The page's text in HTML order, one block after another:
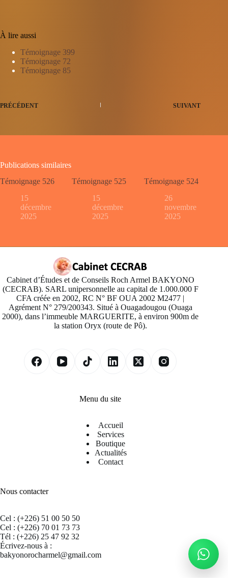
À lire aussi
Témoignage 399
Témoignage 72
Témoignage 85
PRÉCÉDENT SUIVANT
Publications similaires
Témoignage 526
15
décembre
2025
Témoignage 525
15
décembre
2025
Témoignage 524
26
novembre
2025
Cabinet d’Études et de Conseils Roch Armel BAKYONO
(CECRAB). SARL unipersonnelle au capital de 1.000.000 F
CFA créée en 2002, RC N° BF OUA 2002 M2477 |
Agrément N° 279/200343. Situé à Ouagadougou (Ouaga
2000), dans l’immeuble MARGUERITE, à environ 900m de
la station Oryx (route de Pô).
Menu du site
Accueil
Services
Boutique
Actualités
Contact
Nous contacter
Cel : (+226) 51 00 50 50
Cel : (+226) 70 01 73 73
Tél : (+226) 25 47 92 32
Écrivez-nous à :
bakyonorocharmel@gmail.com